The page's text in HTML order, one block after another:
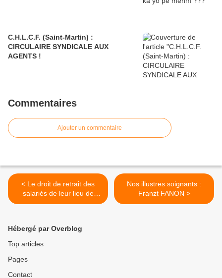
C.H.L.C.F. (Saint-Martin) :
CIRCULAIRE SYNDICALE AUX
AGENTS !
Commentaires
Ajouter un commentaire
< Le droit de retrait des
salariés de leur lieu de
travail
Nos illustres soignants :
Franzt FANON >
Hébergé par Overblog
Top articles
Pages
Contact